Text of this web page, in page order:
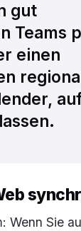
gut
Teams
einen
Wenn Sie